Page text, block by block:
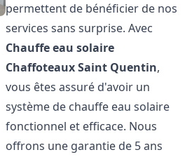
permettent de bénéficier de nos
services sans surprise. Avec
Chauffe eau solaire
ChaffoteauxSaint Quentin,
vous êtes assuré d'avoir un
système de chauffe eau solaire
fonctionnel et efficace. Nous
offrons une garantie de 5 ans